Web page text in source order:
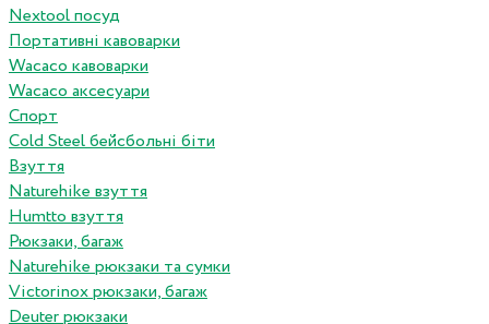
Nextool посуд
Портативні кавоварки
Wacaco кавоварки
Wacaco аксесуари
Спорт
Cold Steel бейсбольні біти
Взуття
Naturehike взуття
Humtto взуття
Рюкзаки, багаж
Naturehike рюкзаки та сумки
Victorinox рюкзаки, багаж
Deuter рюкзаки